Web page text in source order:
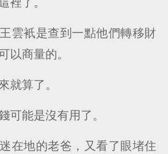
雲衹是查到一點他們轉移財
以商量的。
就算了。
可能是沒有用了。
在地的老爸，又看了眼堵住